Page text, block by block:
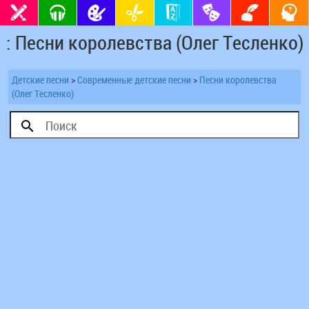
: Песни королевства (Олег Тесленко)
Детские песни >Современные детские песни > Песни королевства
(Олег Тесленко)